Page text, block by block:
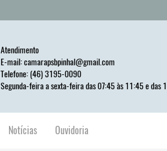
Atendimento
E-mail:camarapsbpinhal@gmail.com
Telefone: (46) 3195-0090
Segunda-feira a sexta-feira das 07:45 às 11:45 e das
Notícias Ouvidoria